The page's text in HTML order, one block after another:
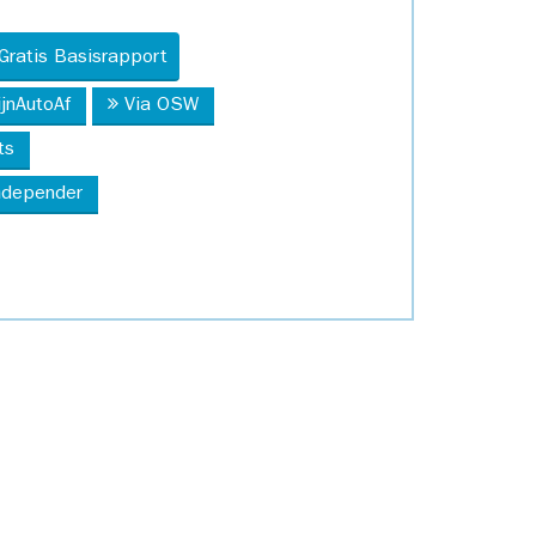
Basisrapport
Via OSW